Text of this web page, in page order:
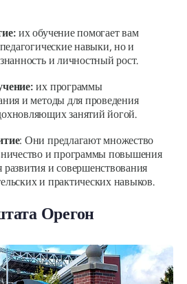
их обучение помогает вам
навыки, но и
и личностный рост.
их программы
и методы для проведения
занятий йогой.
: Они предлагают множество
и программы повышения
и совершенствования
и практических навыков.
Орегон